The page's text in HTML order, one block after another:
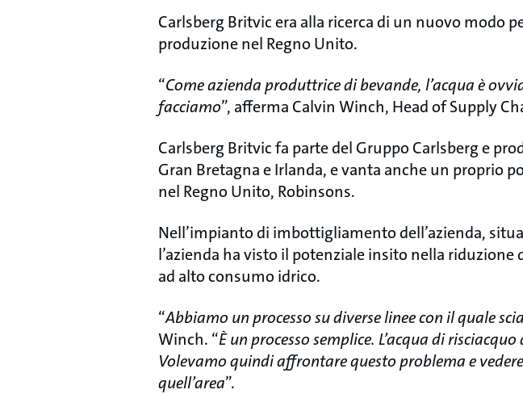
Carlsberg Britvic era alla ricerca di un nuovo modo
produzione nel Regno Unito.
“Come azienda produttrice di bevande, l’acqua è
facciamo”, afferma Calvin Winch, Head of Supply
Carlsberg Britvic fa parte del Gruppo Carlsberg e
Gran Bretagna e Irlanda, e vanta anche un proprio
nel Regno Unito, Robinsons.
Nell’impianto di imbottigliamento dell’azienda,
l’azienda ha visto il potenziale insito nella riduzione
ad alto consumo idrico.
“Abbiamo un processo su diverse linee con il quale
Winch. “È un processo semplice. L’acqua di
Volevamo quindi affrontare questo problema e
quell’area”.